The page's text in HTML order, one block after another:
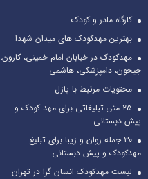
کارگاه مادر و کودک
بهترین مهدکودک های میدان شهدا
مهدکودک در خیابان امام خمینی، کارون،
جیحون، دامپزشکی، هاشمی
محتویات مرتبط با پازل
۲۵ متن تبلیغاتی برای مهد کودک و
پیش دبستانی
۳۰ جمله روان و زیبا برای تبلیغ
مهدکودک و پیش دبستانی
لیست مهدکودک انسان گرا در تهران